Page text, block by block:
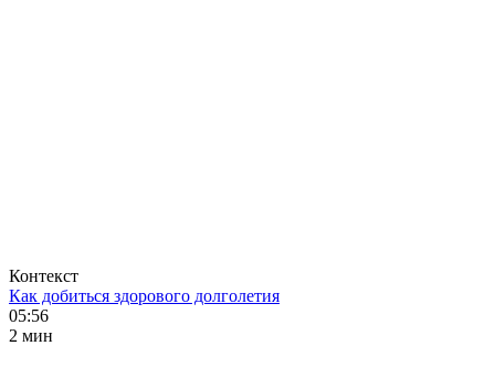
Контекст
Как добиться здорового долголетия
05:56
2 мин